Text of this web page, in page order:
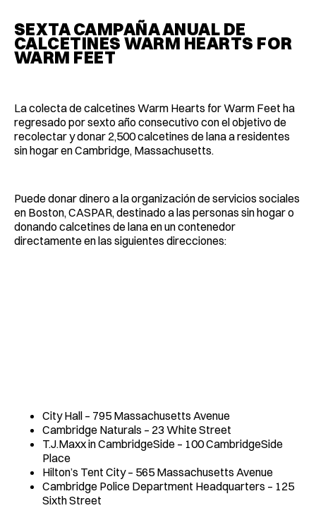
SEXTA CAMPAÑA ANUAL DE
CALCETINES WARM HEARTS FOR
WARM FEET
La colecta de calcetines Warm Hearts for Warm Feet ha
regresado por sexto año consecutivo con el objetivo de
recolectar y donar 2,500 calcetines de lana a residentes
sin hogar en Cambridge, Massachusetts.
Puede donar dinero a la organización de servicios sociales
en Boston, CASPAR, destinado a las personas sin hogar o
donando calcetines de lana en un contenedor
directamente en las siguientes direcciones:
City Hall – 795 Massachusetts Avenue
Cambridge Naturals – 23 White Street
T.J.Maxx in CambridgeSide – 100 CambridgeSide
Place
Hilton’s Tent City – 565 Massachusetts Avenue
Cambridge Police Department Headquarters – 125
Sixth Street